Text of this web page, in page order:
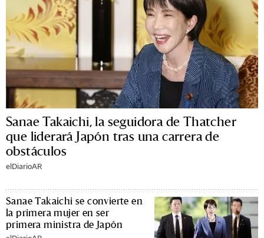
Sanae Takaichi, la seguidora de Thatcher
que liderará Japón tras una carrera de
obstáculos
elDiarioAR
Sanae Takaichi se convierte en
la primera mujer en ser
primera ministra de Japón